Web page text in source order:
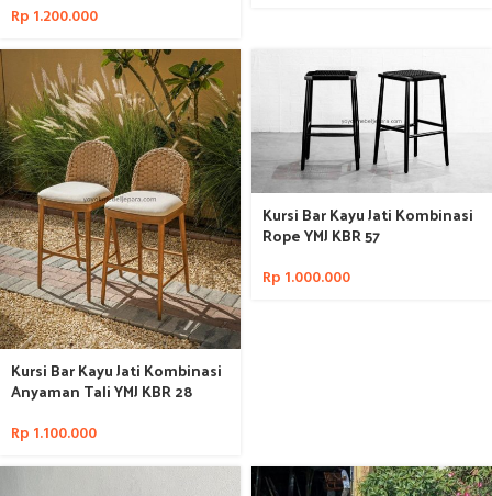
Rp 1.200.000
Kursi Bar Kayu Jati Kombinasi
Anyaman Tali YMJ KBR 28
Rp 1.100.000
Kursi Bar Kayu Jati Kombinasi
Rope YMJ KBR 57
Rp 1.000.000